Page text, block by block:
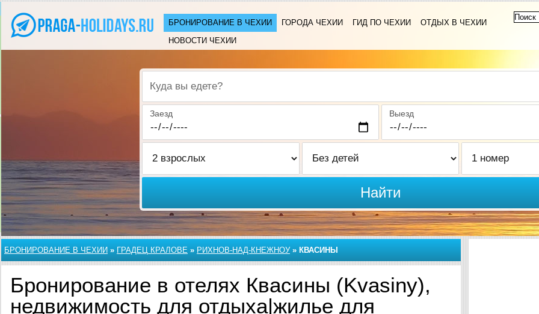
БРОНИРОВАНИЕ В ЧЕХИИ ГОРОДА ЧЕХИИ ГИД ПО ЧЕХИИ
ОТДЫХ В ЧЕХИИ
НОВОСТИ ЧЕХИИ
Куда вы едете?
Заезд Выезд
Найти
БРОНИРОВАНИЕ В ЧЕХИИ » ГРАДЕЦ КРАЛОВЕ » РИХНОВ-НАД-КНЕЖНОУ» КВАСИНЫ
Бронирование в отелях Квасины (Kvasiny),
недвижимость для отдыха|жилье для